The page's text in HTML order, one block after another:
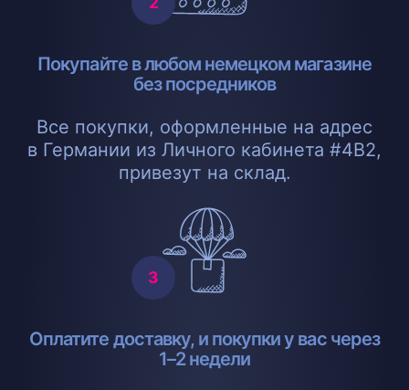
Покупайте в любом немецком магазине
без посредников
Все покупки, оформленные на адрес
в Германии из Личного кабинета #4B2,
привезут на склад.
Оплатите доставку, и покупки у вас через
1–2 недели